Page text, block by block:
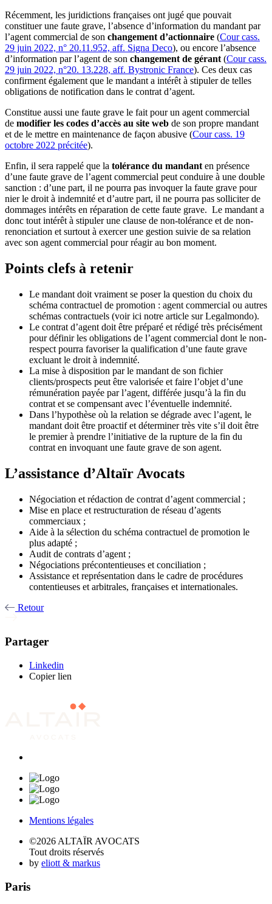
Récemment, les juridictions françaises ont jugé que pouvait
constituer une faute grave, l’absence d’information du mandant par
l’agent commercial de son changement d’actionnaire (Cour cass.
29 juin 2022, n° 20.11.952, aff. Signa Deco), ou encore l’absence
d’information par l’agent de son changement de gérant (Cour cass.
29 juin 2022, n°20. 13.228, aff. Bystronic France). Ces deux cas
confirment également que le mandant a intérêt à stipuler de telles
obligations de notification dans le contrat d’agent.
Constitue aussi une faute grave le fait pour un agent commercial
de modifier les codes d’accès au site web de son propre mandant
et de le mettre en maintenance de façon abusive (Cour cass. 19
octobre 2022 précitée).
Enfin, il sera rappelé que la tolérance du mandant en présence
d’une faute grave de l’agent commercial peut conduire à une double
sanction : d’une part, il ne pourra pas invoquer la faute grave pour
nier le droit à indemnité et d’autre part, il ne pourra pas solliciter de
dommages intérêts en réparation de cette faute grave. Le mandant a
donc tout intérêt à stipuler une clause de non-tolérance et de non-
renonciation et surtout à exercer une gestion suivie de sa relation
avec son agent commercial pour réagir au bon moment.
Points clefs à retenir
Le mandant doit vraiment se poser la question du choix du
schéma contractuel de promotion : agent commercial ou autres
schémas contractuels (voir ici notre article sur Legalmondo).
Le contrat d’agent doit être préparé et rédigé très précisément
pour définir les obligations de l’agent commercial dont le non-
respect pourra favoriser la qualification d’une faute grave
excluant le droit à indemnité.
La mise à disposition par le mandant de son fichier
clients/prospects peut être valorisée et faire l’objet d’une
rémunération payée par l’agent, différée jusqu’à la fin du
contrat et se compensant avec l’éventuelle indemnité.
Dans l’hypothèse où la relation se dégrade avec l’agent, le
mandant doit être proactif et déterminer très vite s’il doit être
le premier à prendre l’initiative de la rupture de la fin du
contrat en invoquant une faute grave de son agent.
L’assistance d’Altaïr Avocats
Négociation et rédaction de contrat d’agent commercial ;
Mise en place et restructuration de réseau d’agents
commerciaux ;
Aide à la sélection du schéma contractuel de promotion le
plus adapté ;
Audit de contrats d’agent ;
Négociations précontentieuses et conciliation ;
Assistance et représentation dans le cadre de procédures
contentieuses et arbitrales, françaises et internationales.
Retour
Partager
Linkedin
Copier lien
Mentions légales
©2026 ALTAÏR AVOCATS
Tout droits réservés
by eliott & markus
Paris